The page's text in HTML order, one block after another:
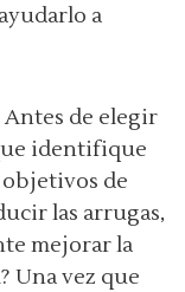
a
Antes de elegir
identifique
objetivos de
las arrugas,
mejorar la
Una vez que